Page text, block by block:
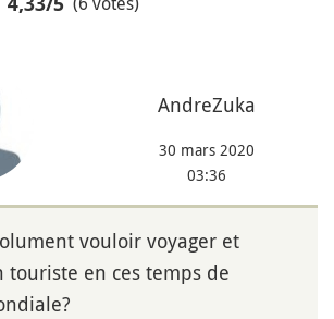
AndreZuka
30 mars 2020
03:36
vouloir voyager et
en ces temps de